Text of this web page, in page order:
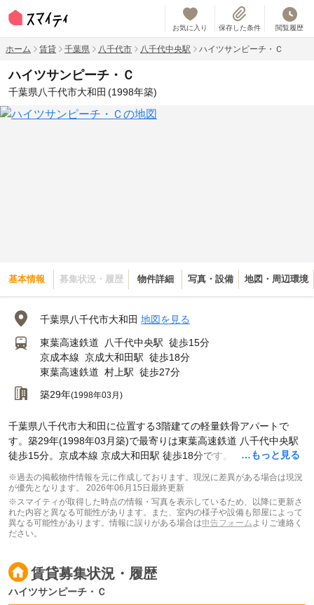
お気に入り 保存した条件 閲覧履歴
ホーム 賃貸 千葉県 八千代市 八千代中央駅 ハイツサンピーチ・Ｃ
ハイツサンピーチ・Ｃ
千葉県八千代市大和田 (1998年築)
基本情報 募集状況・履歴 物件詳細 写真・設備 地図・周辺環境
千葉県八千代市大和田 地図を見る
東葉高速鉄道 八千代中央駅 徒歩15分
京成本線 京成大和田駅 徒歩18分
東葉高速鉄道 村上駅 徒歩27分
築29年(1998年03月)
…もっと見る
千葉県八千代市大和田に位置する3階建ての軽量鉄骨アパートで
す。築29年(1998年03月築)で最寄りは東葉高速鉄道 八千代中央駅
徒歩15分。京成本線 京成大和田駅 徒歩18分です。
※過去の掲載物件情報を元に作成しております。現況に差異がある場合は現況
が優先となります。 2026年06月15日最終更新
※スマイティが取得した時点の情報・写真を表示しているため、以降に更新さ
れた内容と異なる可能性があります。また、室内の様子や設備も部屋によって
異なる可能性があります。情報に誤りがある場合は申告フォームよりご連絡く
ださい。
賃貸募集状況・履歴
ハイツサンピーチ・Ｃ